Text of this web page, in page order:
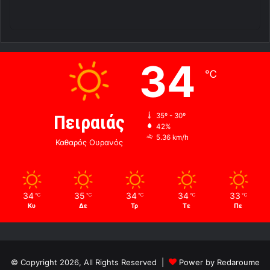
Πειραιάς
Καθαρός Ουρανός
34 ℃
35º - 30º
42%
5.36 km/h
34 ℃
Κυ
35 ℃
Δε
34 ℃
Τρ
34 ℃
Τε
33 ℃
Πε
© Copyright 2026, All Rights Reserved | Power by Redaroume